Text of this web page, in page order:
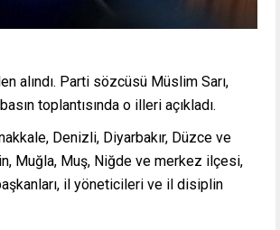
alındı. Parti sözcüsü Müslim Sarı,
toplantısında o illeri açıkladı.
Denizli, Diyarbakır, Düzce ve
Muğla, Muş, Niğde ve merkez ilçesi,
il yöneticileri ve il disiplin